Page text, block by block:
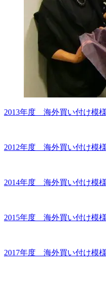
2013年度 海外買い付け模
2012年度 海外買い付け模
2014年度 海外買い付け模
2015年度 海外買い付け模
2017年度 海外買い付け模